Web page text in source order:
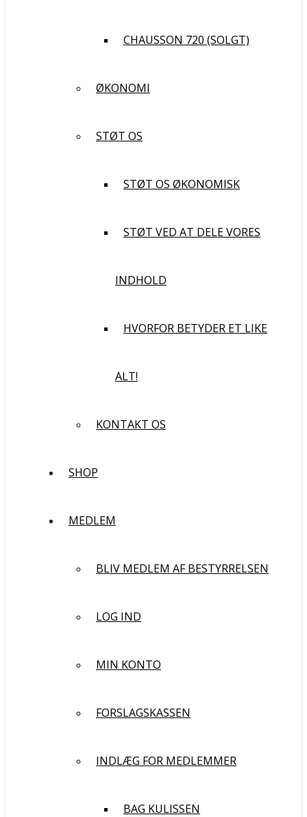
CHAUSSON 720 (SOLGT)
ØKONOMI
STØT OS
STØT OS ØKONOMISK
STØT VED AT DELE VORES
INDHOLD
HVORFOR BETYDER ET LIKE
ALT!
KONTAKT OS
SHOP
MEDLEM
BLIV MEDLEM AF BESTYRRELSEN
LOG IND
MIN KONTO
FORSLAGSKASSEN
INDLÆG FOR MEDLEMMER
BAG KULISSEN